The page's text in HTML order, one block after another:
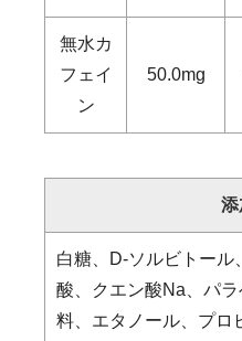
無水カ
フェイ
ン
50.0mg
添
白糖、D-ソルビトール
酸、クエン酸Na、パ
料、エタノール、プロ